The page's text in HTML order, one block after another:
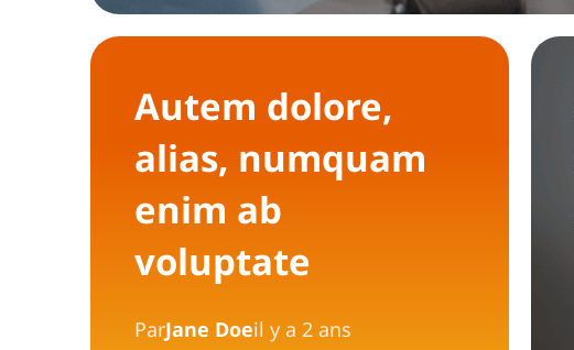
Autem dolore,
alias, numquam
enim ab
voluptate
ParJane Doeil y a 2 ans